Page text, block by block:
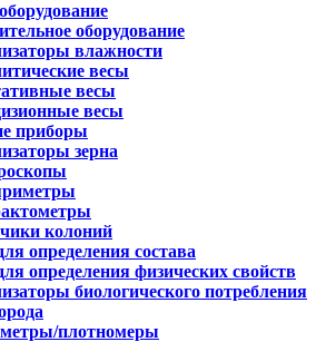
оборудование
влажности
весы
весы
весы
приборы
зерна
колоний
определения состава
определения физических свойств
биологического потребления
плотномеры